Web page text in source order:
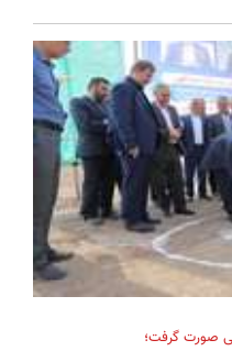
صورت گرفت؛